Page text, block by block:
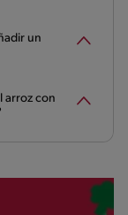
un
arroz con